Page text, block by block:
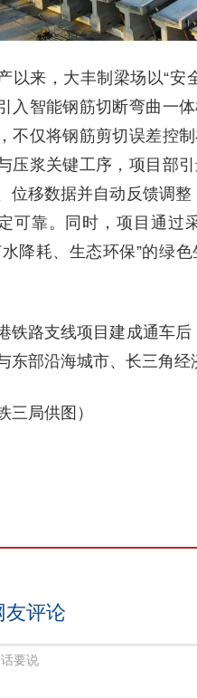
以来，大丰制梁场以“安
入智能钢筋切断弯曲一
不仅将钢筋剪切误差控
压浆关键工序，项目部
位移数据并自动反馈调
可靠。同时，项目通过
水降耗、生态环保”的绿
铁路支线项目建成通车
东部沿海城市、长三角经
三局供图）
友评论